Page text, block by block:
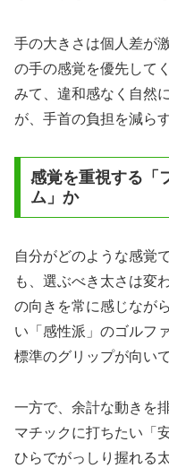
手の大きさは個人差が
の手の感覚を優先して
みて、違和感なく自然
が、手首の負担を減ら
感覚を重視する「
ム」か
自分がどのような感覚
も、選ぶべき太さは変
の向きを常に感じなが
い「感性派」のゴルフ
標準のグリップが向い
一方で、余計な動きを
マチックに打ちたい「
ひらでがっしり握れる